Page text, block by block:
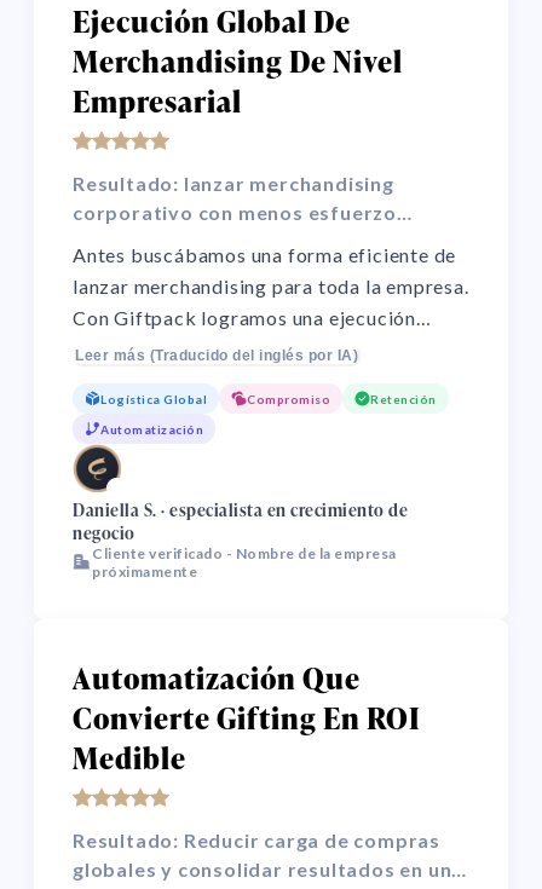
Ejecución Global De
Merchandising De Nivel
Empresarial
Resultado: lanzar merchandising
corporativo con menos esfuerzo
Antes buscábamos una forma eficiente de
lanzar merchandising para toda la empresa.
Con Giftpack logramos una ejecución
global más ordenada, con logística sólida,
soporte muy receptivo. El resultado fue
menos esfuerzo operativo, ahorro de
tiempo y una implementación mucho más
fluida.
Leer más (Traducido del inglés por IA)
Logística Global Compromiso Retención
Automatización
🌏
Daniella S. · especialista en crecimiento de
negocio
Cliente verificado - Nombre de la empresa
próximamente
Automatización Que
Convierte Gifting En ROI
Medible
Resultado: Reducir carga de compras
globales y consolidar resultados en un